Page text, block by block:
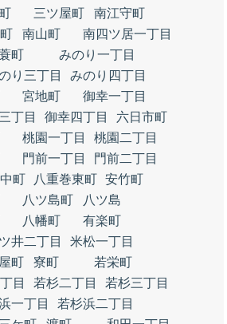
三ツ屋町
南江守町
南山町
南四ツ居一丁目
町
みのり一丁目
り三丁目
みのり四丁目
宮地町
御幸一丁目
丁目 御幸四丁目
六日市町
桃園一丁目
桃園二丁目
門前一丁目
門前二丁目
町 八重巻東町 安竹町
八ツ島町
八ツ島
八幡町
有楽町
井二丁目
米松一丁目
町 寮町
若栄町
目 若杉二丁目
若杉三丁目
一丁目
若杉浜二丁目